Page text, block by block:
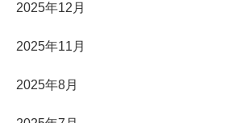
2025年12月
2025年11月
2025年8月